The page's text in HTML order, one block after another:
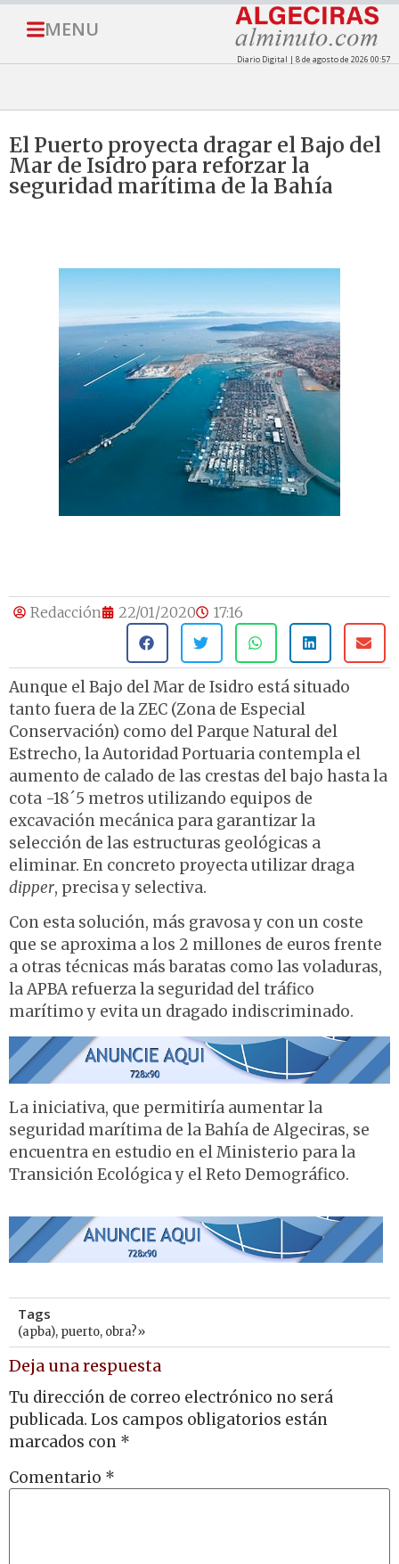
MENU
Diario Digital | 8 de agosto de 2026 00:57
El Puerto proyecta dragar el Bajo del
Mar de Isidro para reforzar la
seguridad marítima de la Bahía
Redacción 22/01/2020 17:16
Aunque el Bajo del Mar de Isidro está situado
tanto fuera de la ZEC (Zona de Especial
Conservación) como del Parque Natural del
Estrecho, la Autoridad Portuaria contempla el
aumento de calado de las crestas del bajo hasta la
cota -18´5 metros utilizando equipos de
excavación mecánica para garantizar la
selección de las estructuras geológicas a
eliminar. En concreto proyecta utilizar draga
dipper, precisa y selectiva.
Con esta solución, más gravosa y con un coste
que se aproxima a los 2 millones de euros frente
a otras técnicas más baratas como las voladuras,
la APBA refuerza la seguridad del tráfico
marítimo y evita un dragado indiscriminado.
La iniciativa, que permitiría aumentar la
seguridad marítima de la Bahía de Algeciras, se
encuentra en estudio en el Ministerio para la
Transición Ecológica y el Reto Demográfico.
Tags
(apba), puerto, obra?»
Deja una respuesta
Tu dirección de correo electrónico no será
publicada. Los campos obligatorios están
marcados con *
Comentario *